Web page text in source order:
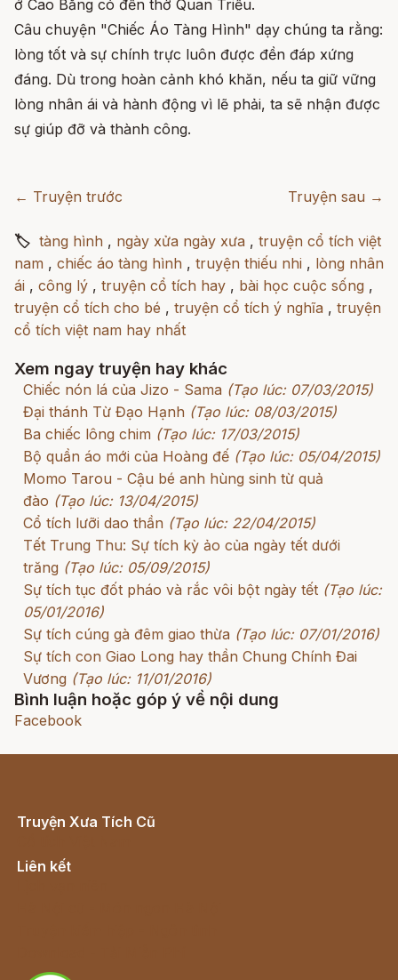
ở Cao Bằng có đền thờ Quan Triều.
Câu chuyện "Chiếc Áo Tàng Hình" dạy chúng ta rằng:
lòng tốt và sự chính trực luôn được đền đáp xứng
đáng. Dù trong hoàn cảnh khó khăn, nếu ta giữ vững
lòng nhân ái và hành động vì lẽ phải, ta sẽ nhận được
sự giúp đỡ và thành công.
← Truyện trước Truyện sau →
🏷 tàng hình , ngày xửa ngày xưa , truyện cổ tích việt
nam , chiếc áo tàng hình , truyện thiếu nhi , lòng nhân
ái , công lý , truyện cổ tích hay , bài học cuộc sống ,
truyện cổ tích cho bé , truyện cổ tích ý nghĩa , truyện
cổ tích việt nam hay nhất
Xem ngay truyện hay khác
Chiếc nón lá của Jizo - Sama (Tạo lúc: 07/03/2015)
Đại thánh Từ Đạo Hạnh (Tạo lúc: 08/03/2015)
Ba chiếc lông chim (Tạo lúc: 17/03/2015)
Bộ quần áo mới của Hoàng đế (Tạo lúc: 05/04/2015)
Momo Tarou - Cậu bé anh hùng sinh từ quả
đào (Tạo lúc: 13/04/2015)
Cổ tích lưỡi dao thần (Tạo lúc: 22/04/2015)
Tết Trung Thu: Sự tích kỳ ảo của ngày tết dưới
trăng (Tạo lúc: 05/09/2015)
Sự tích tục đốt pháo và rắc vôi bột ngày tết (Tạo lúc:
05/01/2016)
Sự tích cúng gà đêm giao thừa (Tạo lúc: 07/01/2016)
Sự tích con Giao Long hay thần Chung Chính Đai
Vương (Tạo lúc: 11/01/2016)
Bình luận hoặc góp ý về nội dung
Facebook
Truyện Xưa Tích Cũ
Liên kết